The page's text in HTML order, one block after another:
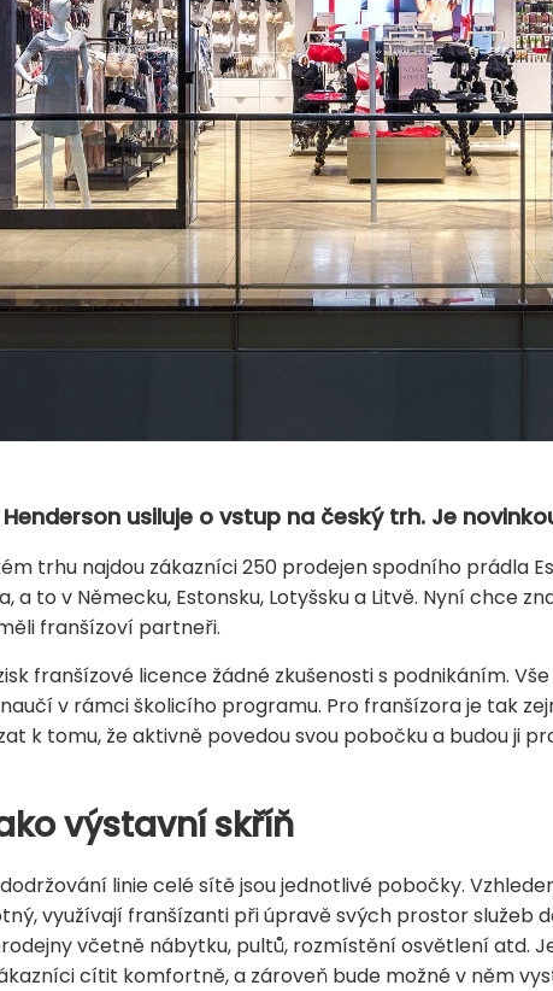
usiluje o vstup na český trh. Je
trhu najdou zákazníci 250 prodejen spodního prádla
a to v Německu, Estonsku, Lotyšsku a Litvě. Nyní chce
franšízoví partneři.
franšízové licence žádné zkušenosti s podnikáním.
v rámci školicího programu. Pro franšízora je tak
k tomu, že aktivně povedou svou pobočku a budou ji
výstavní skříň
linie celé sítě jsou jednotlivé pobočky.
využívají franšízanti při úpravě svých prostor služeb
včetně nábytku, pultů, rozmístění osvětlení atd.
cítit komfortně, a zároveň bude možné v něm